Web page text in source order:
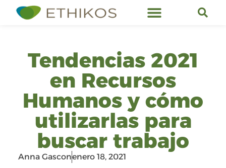
Tendencias 2021
en Recursos
Humanos y cómo
utilizarlas para
buscar trabajo
Anna Gasconenero 18, 2021